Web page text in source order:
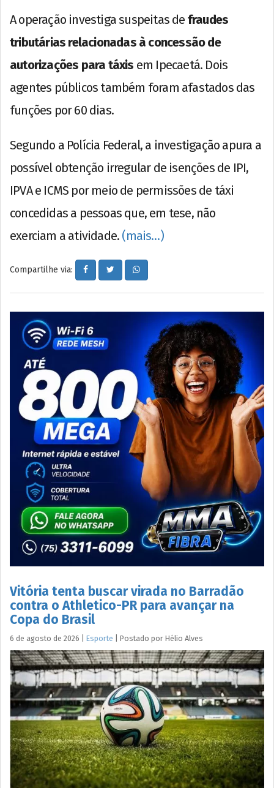
A operação investiga suspeitas de fraudes
tributárias relacionadas à concessão de
autorizações para táxis em Ipecaetá. Dois
agentes públicos também foram afastados das
funções por 60 dias.
Segundo a Polícia Federal, a investigação apura a
possível obtenção irregular de isenções de IPI,
IPVA e ICMS por meio de permissões de táxi
concedidas a pessoas que, em tese, não
exerciam a atividade. (mais…)
Compartilhe via:
Vitória tenta buscar virada no Barradão
contra o Athletico-PR para avançar na
Copa do Brasil
6 de agosto de 2026 Esporte Postado por Hélio Alves